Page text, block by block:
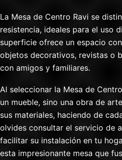
La Mesa de Centro Ravi se
resistencia, ideales para el uso
superficie ofrece un espacio
objetos decorativos, revistas o
con amigos y familiares.
Al seleccionar la Mesa de
un mueble, sino una obra de
sus materiales, haciendo de
olvides consultar el servicio de
facilitar su instalación en tu
esta impresionante mesa que